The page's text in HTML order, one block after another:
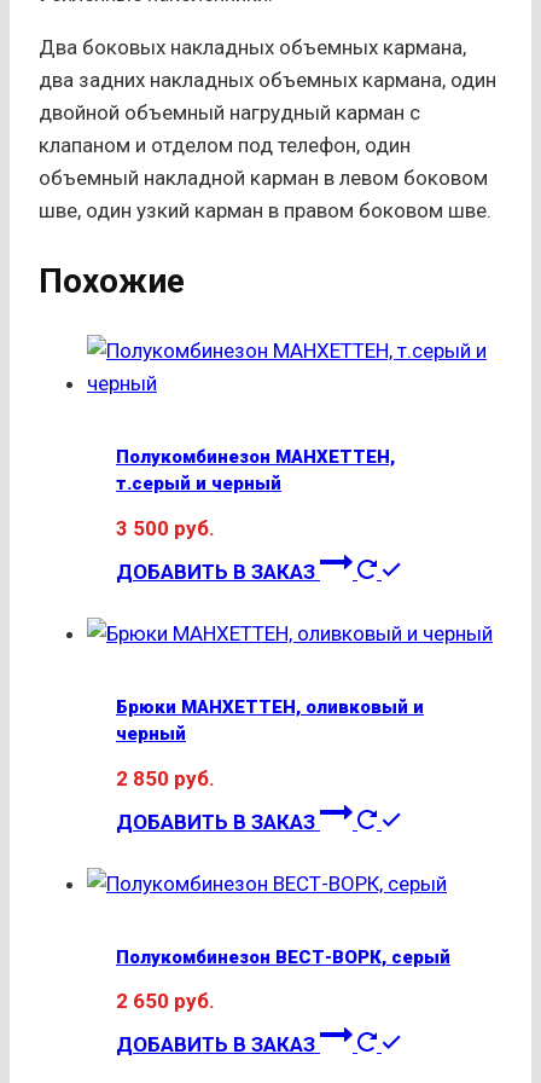
Два боковых накладных объемных кармана,
два задних накладных объемных кармана, один
двойной объемный нагрудный карман с
клапаном и отделом под телефон, один
объемный накладной карман в левом боковом
шве, один узкий карман в правом боковом шве.
Похожие
Полукомбинезон МАНХЕТТЕН,
т.серый и черный
3 500 руб.
ДОБАВИТЬ В ЗАКАЗ
Этот
имеет
Опции
на
товара.
Брюки МАНХЕТТЕН, оливковый и
черный
2 850 руб.
ДОБАВИТЬ В ЗАКАЗ
Этот
имеет
Опции
выбрать
Полукомбинезон ВЕСТ-ВОРК, серый
2 650 руб.
ДОБАВИТЬ В ЗАКАЗ
Этот